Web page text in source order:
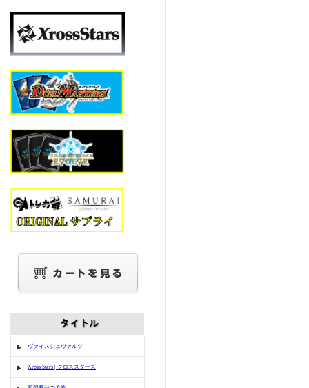
ヴァイスシュヴァルツ
Xross Stars | クロススターズ